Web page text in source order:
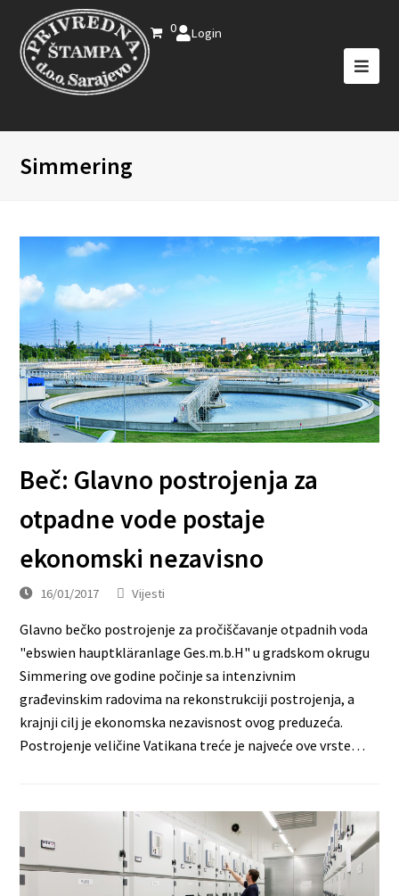
0 Login
Simmering
Beč: Glavno postrojenja za
otpadne vode postaje
ekonomski nezavisno
16/01/2017 Vijesti
Glavno bečko postrojenje za pročiščavanje otpadnih voda
"ebswien hauptkläranlage Ges.m.b.H" u gradskom okrugu
Simmering ove godine počinje sa intenzivnim
građevinskim radovima na rekonstrukciji postrojenja, a
krajnji cilj je ekonomska nezavisnost ovog preduzeća.
Postrojenje veličine Vatikana treće je najveće ove vrste…